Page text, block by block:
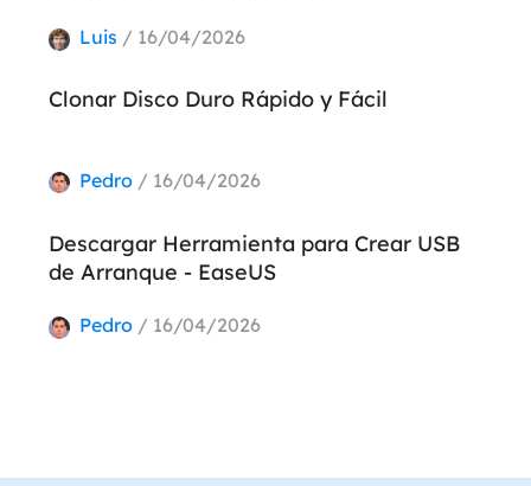
Luis / 16/04/2026
Clonar Disco Duro Rápido y Fácil
Pedro / 16/04/2026
Descargar Herramienta para Crear USB
de Arranque - EaseUS
Pedro / 16/04/2026